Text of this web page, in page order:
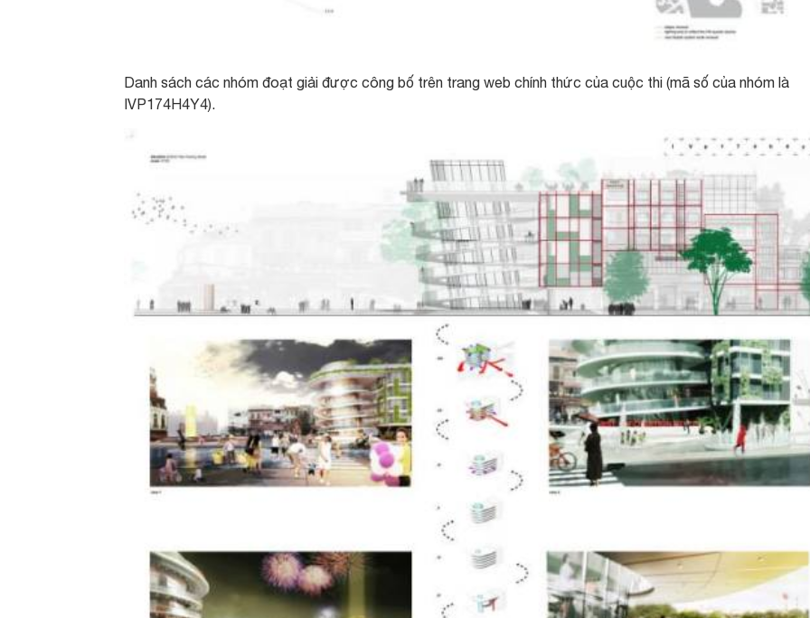
Danh sách các nhóm đoạt giải được công bố trên trang web chính thức của cuộc thi (mã số của nhóm là
IVP174H4Y4).